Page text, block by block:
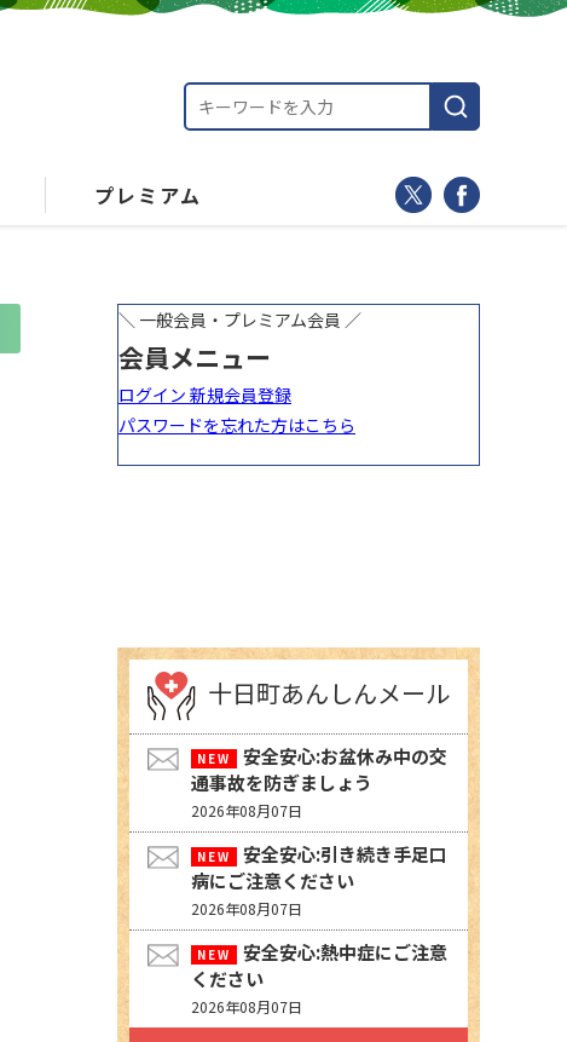
プレミアム
十日町あんしんメール
安全安心:お盆休み中の交
通事故を防ぎましょう
2026年08月07日
安全安心:引き続き手足口
病にご注意ください
2026年08月07日
安全安心:熱中症にご注意
ください
2026年08月07日